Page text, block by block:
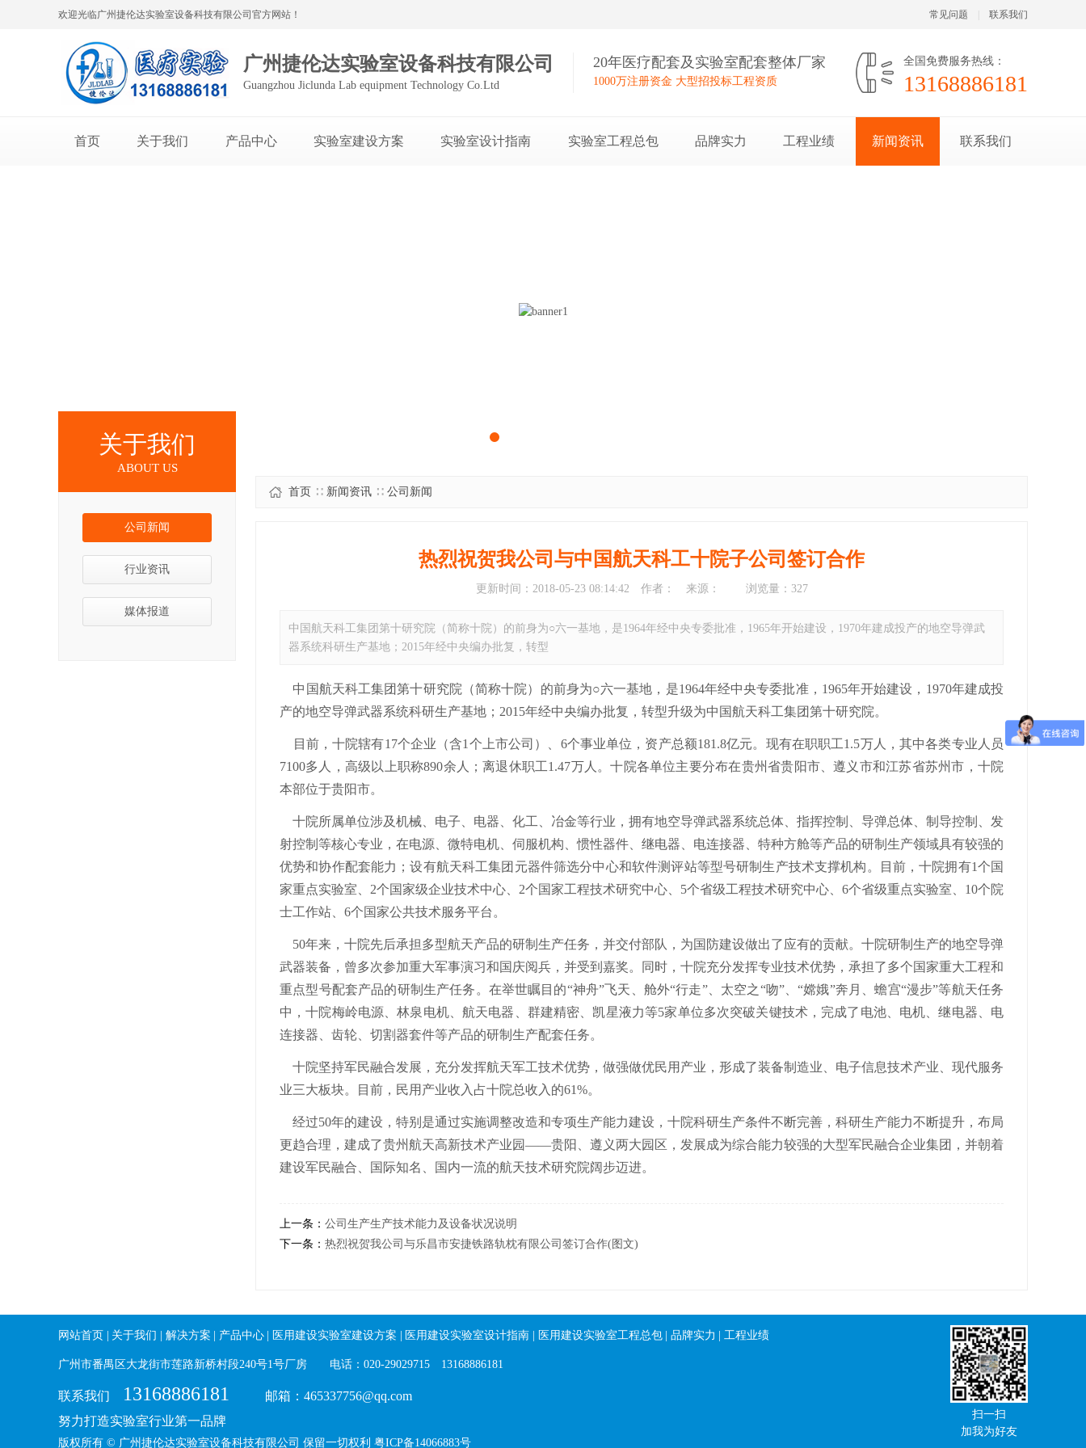
常见问题 联系我们
欢迎光临广州捷伦达实验室设备科技有限公司官方网站！
广州捷伦达实验室设备科技有限公司
Guangzhou Jiclunda Lab equipment Technology Co.Ltd
20年医疗配套及实验室配套整体厂家
1000万注册资金 大型招投标工程资质
全国免费服务热线：
13168886181
首页 关于我们 产品中心 实验室建设方案 实验室设计指南 实验室工程总包 品牌实力 工程业绩 新闻资讯 联系我们
关于我们
ABOUT US
公司新闻
行业资讯
媒体报道
首页 ∷ 新闻资讯 ∷ 公司新闻
热烈祝贺我公司与中国航天科工十院子公司签订合作
更新时间：2018-05-23 08:14:42 作者： 来源： 浏览量： 327
中国航天科工集团第十研究院（简称十院）的前身为○六一基地，是1964年经中央专委批准，1965年开始建设，1970年建成投产的地空导弹武
器系统科研生产基地；2015年经中央编办批复，转型
中国航天科工集团第十研究院（简称十院）的前身为○六一基地，是1964年经中央专委批准，1965年开始建设，1970年建成投
产的地空导弹武器系统科研生产基地；2015年经中央编办批复，转型升级为中国航天科工集团第十研究院。
目前，十院辖有17个企业（含1个上市公司）、6个事业单位，资产总额181.8亿元。现有在职职工1.5万人，其中各类专业人员
7100多人，高级以上职称890余人；离退休职工1.47万人。十院各单位主要分布在贵州省贵阳市、遵义市和江苏省苏州市，十院
本部位于贵阳市。
十院所属单位涉及机械、电子、电器、化工、冶金等行业，拥有地空导弹武器系统总体、指挥控制、导弹总体、制导控制、发
射控制等核心专业，在电源、微特电机、伺服机构、惯性器件、继电器、电连接器、特种方舱等产品的研制生产领域具有较强的
优势和协作配套能力；设有航天科工集团元器件筛选分中心和软件测评站等型号研制生产技术支撑机构。目前，十院拥有1个国
家重点实验室、2个国家级企业技术中心、2个国家工程技术研究中心、5个省级工程技术研究中心、6个省级重点实验室、10个院
士工作站、6个国家公共技术服务平台。
50年来，十院先后承担多型航天产品的研制生产任务，并交付部队，为国防建设做出了应有的贡献。十院研制生产的地空导弹
武器装备，曾多次参加重大军事演习和国庆阅兵，并受到嘉奖。同时，十院充分发挥专业技术优势，承担了多个国家重大工程和
重点型号配套产品的研制生产任务。在举世瞩目的“神舟”飞天、舱外“行走”、太空之“吻”、“嫦娥”奔月、蟾宫“漫步”等航天任务
中，十院梅岭电源、林泉电机、航天电器、群建精密、凯星液力等5家单位多次突破关键技术，完成了电池、电机、继电器、电
连接器、齿轮、切割器套件等产品的研制生产配套任务。
十院坚持军民融合发展，充分发挥航天军工技术优势，做强做优民用产业，形成了装备制造业、电子信息技术产业、现代服务
业三大板块。目前，民用产业收入占十院总收入的61%。
经过50年的建设，特别是通过实施调整改造和专项生产能力建设，十院科研生产条件不断完善，科研生产能力不断提升，布局
更趋合理，建成了贵州航天高新技术产业园——贵阳、遵义两大园区，发展成为综合能力较强的大型军民融合企业集团，并朝着
建设军民融合、国际知名、国内一流的航天技术研究院阔步迈进。
上一条： 公司生产生产技术能力及设备状况说明
下一条： 热烈祝贺我公司与乐昌市安捷铁路轨枕有限公司签订合作(图文)
网站首页 关于我们 解决方案 产品中心 医用建设实验室建设方案 医用建设实验室设计指南 医用建设实验室工程总包 品牌实力 工程业绩
广州市番禺区大龙街市莲路新桥村段240号1号厂房 电话：020-29029715 13168886181
联系我们 13168886181
邮箱：465337756@qq.com
努力打造实验室行业第一品牌
​版权所有 © 广州捷伦达实验室设备科技有限公司 保留一切权利 粤ICP备14066883号
扫一扫
加我为好友